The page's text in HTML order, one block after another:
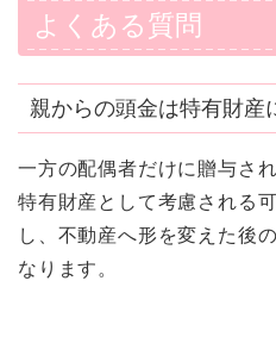
よくある質問
親からの頭金は特有財産
一方の配偶者だけに贈与さ
特有財産として考慮される
し、不動産へ形を変えた後
なります。